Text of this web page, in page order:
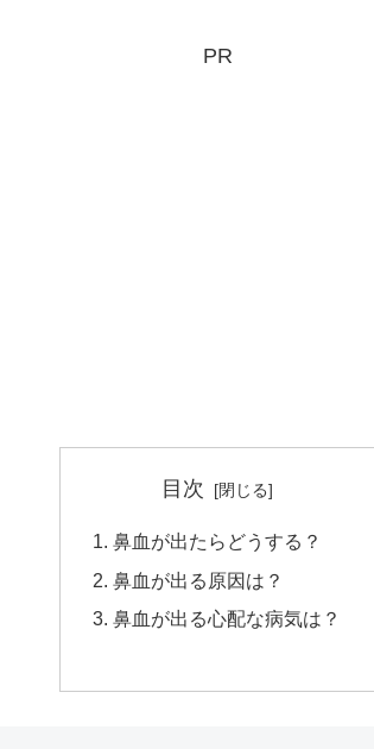
PR
目次
鼻血が出たらどうする？
鼻血が出る原因は？
鼻血が出る心配な病気は？